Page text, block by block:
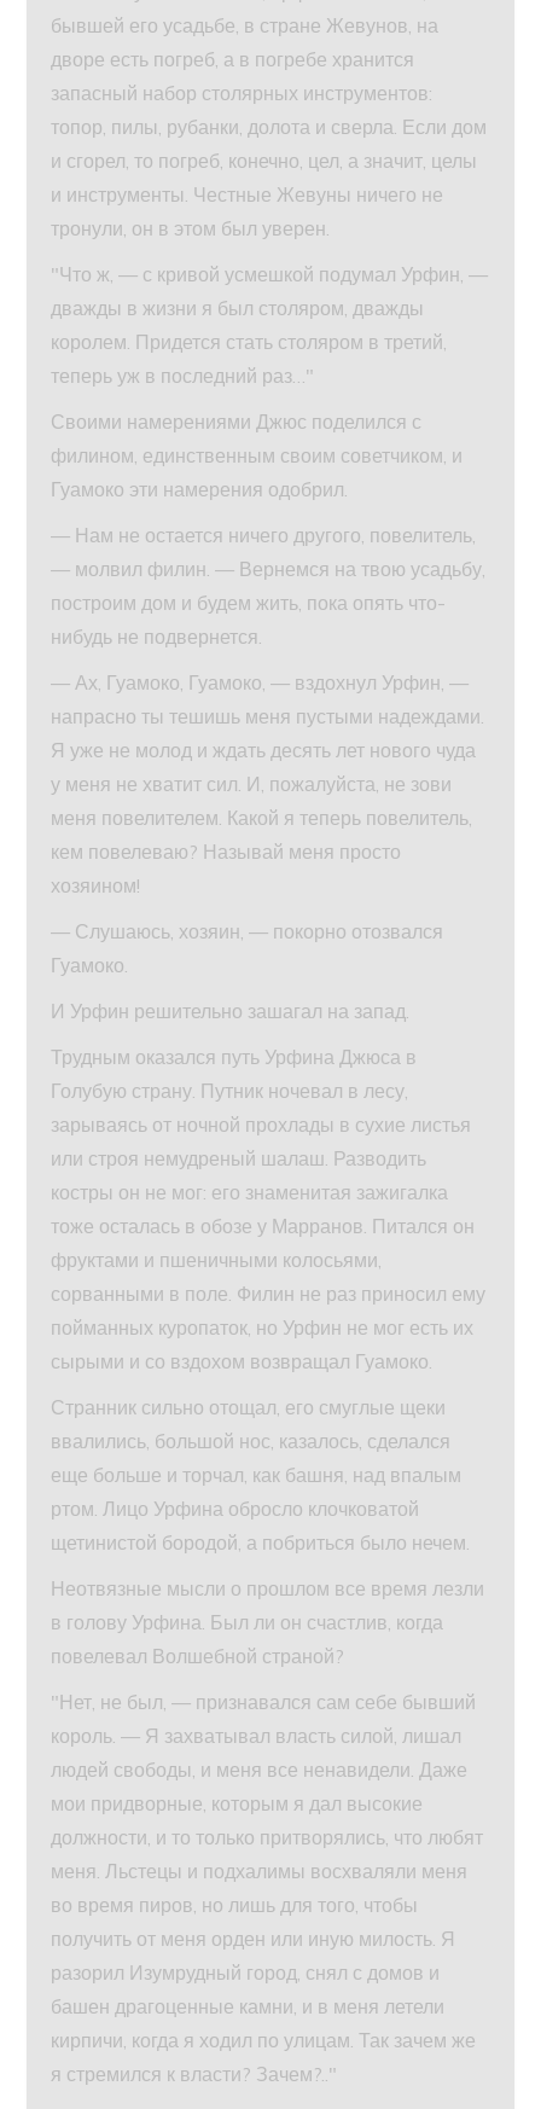
бывшей его усадьбе, в стране Жевунов, на
дворе есть погреб, а в погребе хранится
запасный набор столярных инструментов:
топор, пилы, рубанки, долота и сверла. Если дом
и сгорел, то погреб, конечно, цел, а значит, целы
и инструменты. Честные Жевуны ничего не
тронули, он в этом был уверен.
"Что ж, — с кривой усмешкой подумал Урфин, —
дважды в жизни я был столяром, дважды
королем. Придется стать столяром в третий,
теперь уж в последний раз…"
Своими намерениями Джюс поделился с
филином, единственным своим советчиком, и
Гуамоко эти намерения одобрил.
— Нам не остается ничего другого, повелитель,
— молвил филин. — Вернемся на твою усадьбу,
построим дом и будем жить, пока опять что-
нибудь не подвернется.
— Ах, Гуамоко, Гуамоко, — вздохнул Урфин, —
напрасно ты тешишь меня пустыми надеждами.
Я уже не молод и ждать десять лет нового чуда
у меня не хватит сил. И, пожалуйста, не зови
меня повелителем. Какой я теперь повелитель,
кем повелеваю? Называй меня просто
хозяином!
— Слушаюсь, хозяин, — покорно отозвался
Гуамоко.
И Урфин решительно зашагал на запад.
Трудным оказался путь Урфина Джюса в
Голубую страну. Путник ночевал в лесу,
зарываясь от ночной прохлады в сухие листья
или строя немудреный шалаш. Разводить
костры он не мог: его знаменитая зажигалка
тоже осталась в обозе у Марранов. Питался он
фруктами и пшеничными колосьями,
сорванными в поле. Филин не раз приносил ему
пойманных куропаток, но Урфин не мог есть их
сырыми и со вздохом возвращал Гуамоко.
Странник сильно отощал, его смуглые щеки
ввалились, большой нос, казалось, сделался
еще больше и торчал, как башня, над впалым
ртом. Лицо Урфина обросло клочковатой
щетинистой бородой, а побриться было нечем.
Неотвязные мысли о прошлом все время лезли
в голову Урфина. Был ли он счастлив, когда
повелевал Волшебной страной?
"Нет, не был, — признавался сам себе бывший
король. — Я захватывал власть силой, лишал
людей свободы, и меня все ненавидели. Даже
мои придворные, которым я дал высокие
должности, и то только притворялись, что любят
меня. Льстецы и подхалимы восхваляли меня
во время пиров, но лишь для того, чтобы
получить от меня орден или иную милость. Я
разорил Изумрудный город, снял с домов и
башен драгоценные камни, и в меня летели
кирпичи, когда я ходил по улицам. Так зачем же
я стремился к власти? Зачем?.."